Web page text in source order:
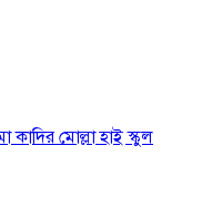
কাদির মোল্লা হাই স্কুল